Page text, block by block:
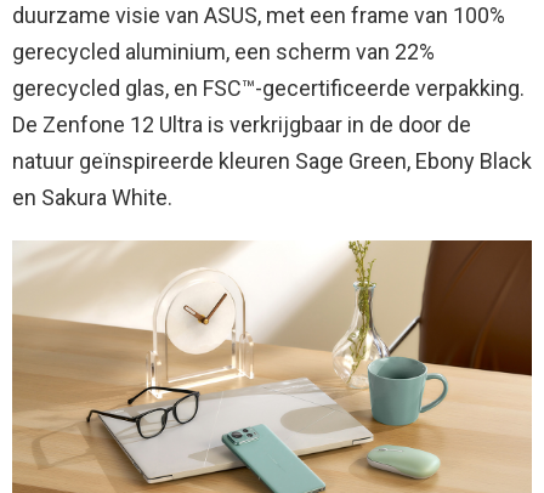
duurzame visie van ASUS, met een frame van 100%
gerecycled aluminium, een scherm van 22%
gerecycled glas, en FSC™-gecertificeerde verpakking.
De Zenfone 12 Ultra is verkrijgbaar in de door de
natuur geïnspireerde kleuren Sage Green, Ebony Black
en Sakura White.